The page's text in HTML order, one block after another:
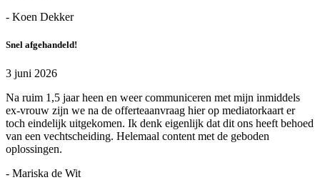
- Koen Dekker
Snel afgehandeld!
3 juni 2026
Na ruim 1,5 jaar heen en weer communiceren met mijn inmiddels
ex-vrouw zijn we na de offerteaanvraag hier op mediatorkaart er
toch eindelijk uitgekomen. Ik denk eigenlijk dat dit ons heeft behoed
van een vechtscheiding. Helemaal content met de geboden
oplossingen.
- Mariska de Wit